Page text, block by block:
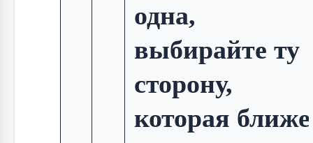
одна,
выбирайте ту
сторону,
которая ближе